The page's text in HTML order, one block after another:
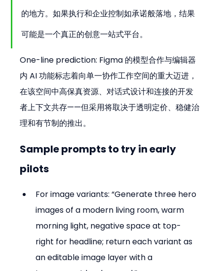
的地方。如果执行和企业控制如承诺般落地，结果
可能是一个真正的创意一站式平台。
One-line prediction: Figma 的模型合作与编辑器
内 AI 功能标志着向单一协作工作空间的重大迈进，
在该空间中高保真资源、对话式设计和连接的开发
者上下文共存——但采用将取决于透明定价、稳健治
理和有节制的推出。
Sample prompts to try in early
pilots
For image variants: “Generate three hero
images of a modern living room, warm
morning light, negative space at top-
right for headline; return each variant as
an editable image layer with a